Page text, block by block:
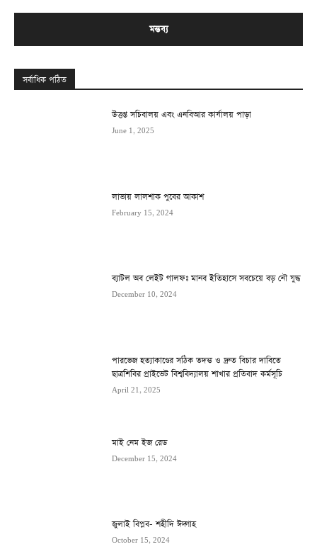
সর্বাধিক পঠিত
উত্তপ্ত সচিবালয় এবং এনবিআর কার্যালয় পাড়া
June 1, 2025
লাভায় লালশাক পুবের আকাশ
February 15, 2024
ব্যাটল অব লেইট গালফঃ মানব ইতিহাসে সবচেয়ে বড় নৌ যুদ্ধ
December 10, 2024
পারভেজ হত্যাকাণ্ডের সঠিক তদন্ত ও দ্রুত বিচার দাবিতে
ছাত্রশিবির প্রাইভেট বিশ্ববিদ্যালয় শাখার প্রতিবাদ কর্মসূচি
April 21, 2025
মাই নেম ইজ রেড
December 15, 2024
জুলাই বিপ্লব- শহীদি ঈদ্গাহ
October 15, 2024